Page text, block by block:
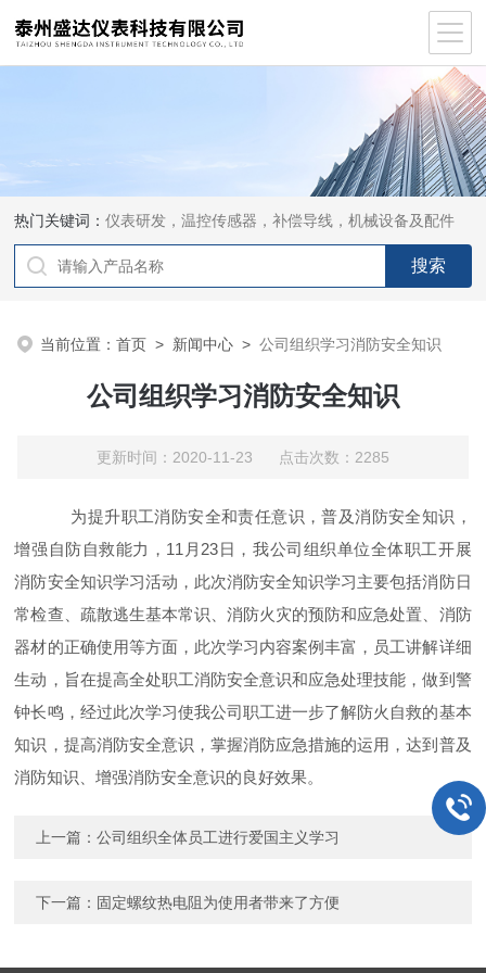
热门关键词：仪表研发，温控传感器，补偿导线，机械设备及配件
当前位置：首页 > 新闻中心 >公司组织学习消防安全知识
公司组织学习消防安全知识
更新时间：2020-11-23 点击次数：2285
为提升职工消防安全和责任意识，普及消防安全知识，
增强自防自救能力，11月23日，我公司组织单位全体职工开展
消防安全知识学习活动，此次消防安全知识学习主要包括消防日
常检查、疏散逃生基本常识、消防火灾的预防和应急处置、消防
器材的正确使用等方面，此次学习内容案例丰富，员工讲解详细
生动，旨在提高全处职工消防安全意识和应急处理技能，做到警
钟长鸣，经过此次学习使我公司职工进一步了解防火自救的基本
知识，提高消防安全意识，掌握消防应急措施的运用，达到普及
消防知识、增强消防安全意识的良好效果。
上一篇：公司组织全体员工进行爱国主义学习
下一篇： 固定螺纹热电阻为使用者带来了方便